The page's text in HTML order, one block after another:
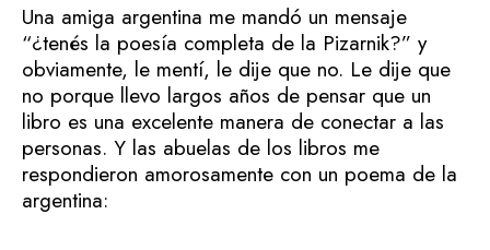
Una amiga argentina me mandó un mensaje
“¿tenés la poesía completa de la Pizarnik?” y
obviamente, le mentí, le dije que no. Le dije que
no porque llevo largos años de pensar que un
libro es una excelente manera de conectar a las
personas. Y las abuelas de los libros me
respondieron amorosamente con un poema de la
argentina: